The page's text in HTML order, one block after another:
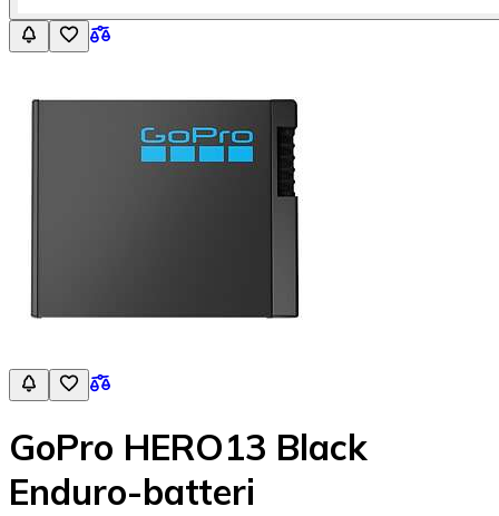
GoPro HERO13 Black
Enduro-batteri